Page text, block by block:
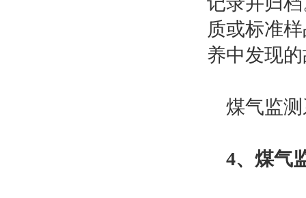
质或标准
养中发现
煤气监测
4、煤气